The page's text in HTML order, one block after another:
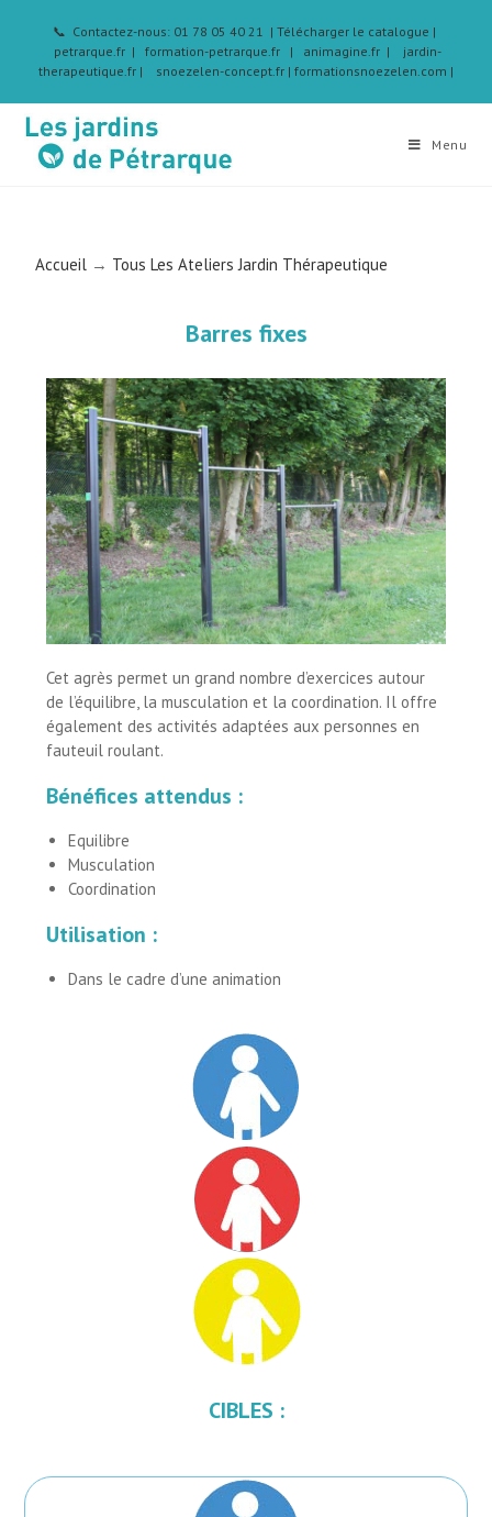
📞 Contactez-nous: 01 78 05 40 21 | Télécharger le catalogue |
petrarque.fr | formation-petrarque.fr | animagine.fr | jardin-
therapeutique.fr | snoezelen-concept.fr | formationsnoezelen.com |
Menu
Accueil → Tous Les Ateliers Jardin Thérapeutique
Barres fixes
Cet agrès permet un grand nombre d’exercices autour
de l’équilibre, la musculation et la coordination. Il offre
également des activités adaptées aux personnes en
fauteuil roulant.
Bénéfices attendus :
Equilibre
Musculation
Coordination
Utilisation :
Dans le cadre d’une animation
CIBLES :